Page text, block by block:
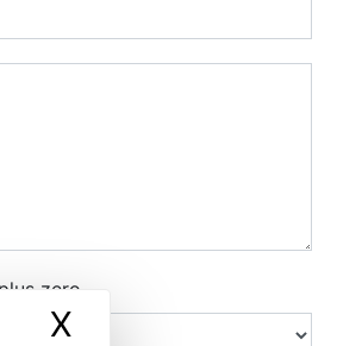
X Masquer le
zero